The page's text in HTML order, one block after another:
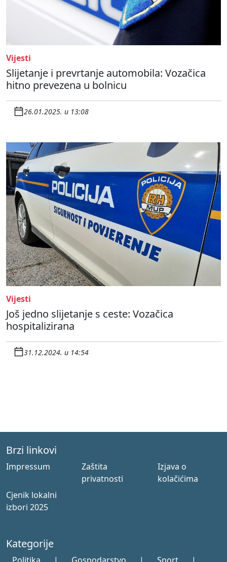
Vijesti
Slijetanje i prevrtanje automobila: Vozačica
hitno prevezena u bolnicu
26.01.2025. u 13:08
Vijesti
Još jedno slijetanje s ceste: Vozačica
hospitalizirana
31.12.2024. u 14:54
Brzi linkovi
Impressum
Zaštita
privatnosti
Izjava o
kolačićima
Cjenik lokalni
izbori 2025
Kategorije